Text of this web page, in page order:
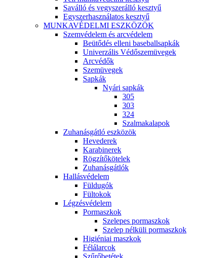
Saválló és vegyszerálló kesztyű
Egyszerhasználatos kesztyű
MUNKAVÉDELMI ESZKÖZÖK
Szemvédelem és arcvédelem
Beütődés elleni baseballsapkák
Univerzális Védőszemüvegek
Arcvédők
Szemüvegek
Sapkák
Nyári sapkák
305
303
324
Szalmakalapok
Zuhanásgátló eszközök
Hevederek
Karabinerek
Rögzítőkötelek
Zuhanásgátlók
Hallásvédelem
Füldugók
Fültokok
Légzésvédelem
Pormaszkok
Szelepes pormaszkok
Szelep nélküli pormaszkok
Higiéniai maszkok
Félálarcok
Szűrőbetétek